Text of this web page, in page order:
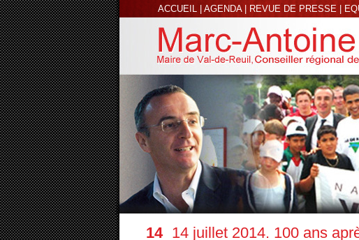
ACCUEIL| AGENDA| REVUE DE PRESSE|
14 14 juillet 2014. 100 ans